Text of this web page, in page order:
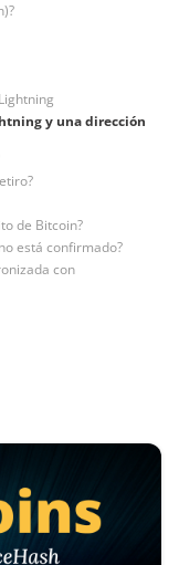
y una dirección
de Bitcoin?
está confirmado?
con